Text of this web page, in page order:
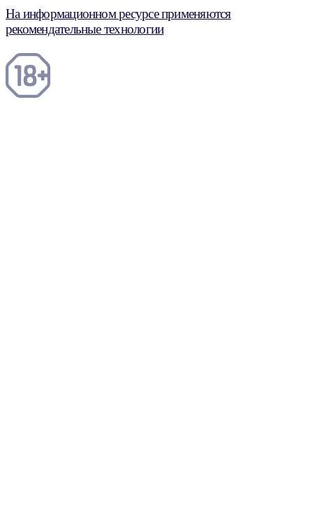
На информационном ресурсе применяются
рекомендательные технологии